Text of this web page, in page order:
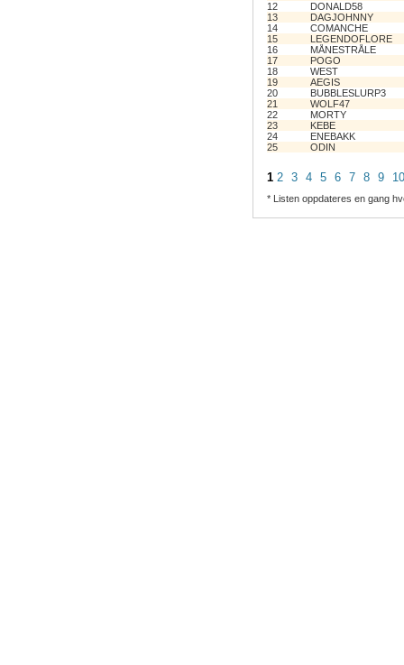
12
DONALD58
13
DAGJOHNNY
14
COMANCHE
15
LEGENDOFLORE
16
MÅNESTRÅLE
17
POGO
18
WEST
19
AEGIS
20
BUBBLESLURP3
21
WOLF47
22
MORTY
23
KEBE
24
ENEBAKK
25
ODIN
1 2 3 4 5 6 7 8 9 10
* Listen oppdateres en gang